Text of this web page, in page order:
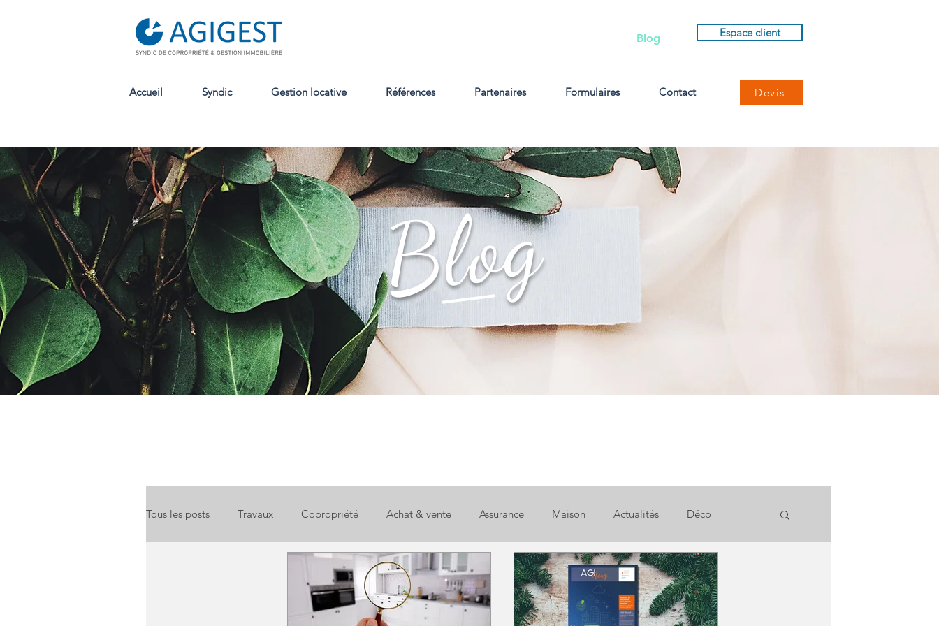
Blog Espace client
Accueil Syndic Gestion locative Références Partenaires Formulaires Contact Devis
Blog
Tous les posts Travaux Copropriété Achat & vente Assurance Maison Actualités Déco